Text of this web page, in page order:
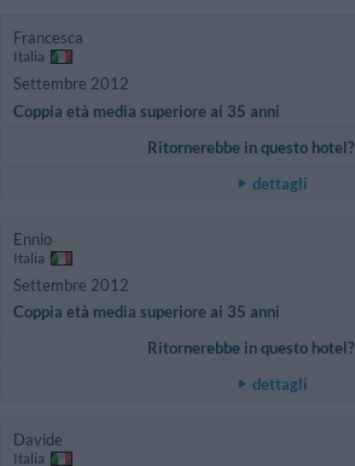
Francesca
Italia
Settembre 2012
Coppia età media superiore ai 35 anni
Ritornerebbe in questo hotel?
dettagli
Ennio
Italia
Settembre 2012
Coppia età media superiore ai 35 anni
Ritornerebbe in questo hotel?
dettagli
Davide
Italia